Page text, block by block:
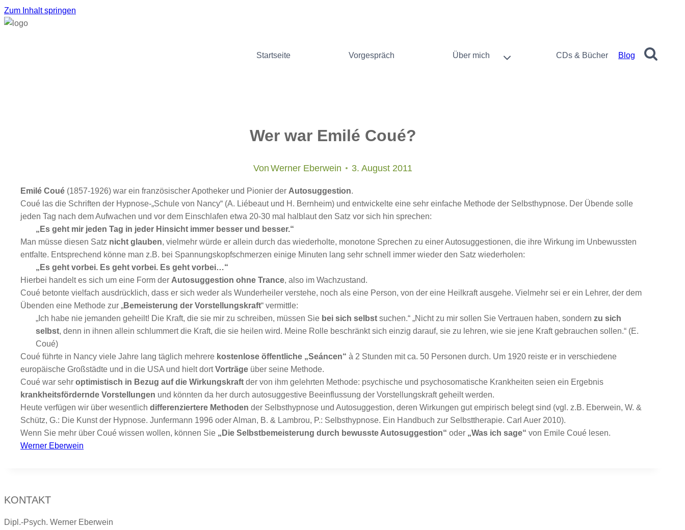
Zum Inhalt springen
Startseite Vorgespräch Über mich CDs & Bücher Blog
Wer war Emilé Coué?
Von Werner Eberwein 3. August 2011
Emilé Coué (1857-1926) war ein französischer Apotheker und Pionier der Autosuggestion.
Coué las die Schriften der Hypnose-„Schule von Nancy“ (A. Liébeaut und H. Bernheim) und entwickelte eine sehr einfache Methode der Selbsthypnose. Der Übende solle
jeden Tag nach dem Aufwachen und vor dem Einschlafen etwa 20-30 mal halblaut den Satz vor sich hin sprechen:
„Es geht mir jeden Tag in jeder Hinsicht immer besser und besser.“
Man müsse diesen Satz nicht glauben, vielmehr würde er allein durch das wiederholte, monotone Sprechen zu einer Autosuggestionen, die ihre Wirkung im Unbewussten
entfalte. Entsprechend könne man z.B. bei Spannungskopfschmerzen einige Minuten lang sehr schnell immer wieder den Satz wiederholen:
„Es geht vorbei. Es geht vorbei. Es geht vorbei…“
Hierbei handelt es sich um eine Form der Autosuggestion ohne Trance, also im Wachzustand.
Coué betonte vielfach ausdrücklich, dass er sich weder als Wunderheiler verstehe, noch als eine Person, von der eine Heilkraft ausgehe. Vielmehr sei er ein Lehrer, der dem
Übenden eine Methode zur „Bemeisterung der Vorstellungskraft“ vermittle:
„Ich habe nie jemanden geheilt! Die Kraft, die sie mir zu schreiben, müssen Sie bei sich selbst suchen.“ „Nicht zu mir sollen Sie Vertrauen haben, sondern zu sich
selbst, denn in ihnen allein schlummert die Kraft, die sie heilen wird. Meine Rolle beschränkt sich einzig darauf, sie zu lehren, wie sie jene Kraft gebrauchen sollen.“ (E.
Coué)
Coué führte in Nancy viele Jahre lang täglich mehrere kostenlose öffentliche „Seáncen“ à 2 Stunden mit ca. 50 Personen durch. Um 1920 reiste er in verschiedene
europäische Großstädte und in die USA und hielt dortVorträge über seine Methode.
Coué war sehr optimistisch in Bezug auf die Wirkungskraft der von ihm gelehrten Methode: psychische und psychosomatische Krankheiten seien ein Ergebnis
krankheitsfördernde Vorstellungen und könnten da her durch autosuggestive Beeinflussung der Vorstellungskraft geheilt werden.
Heute verfügen wir über wesentlich differenziertere Methoden der Selbsthypnose und Autosuggestion, deren Wirkungen gut empirisch belegt sind (vgl. z.B. Eberwein, W. &
Schütz, G.: Die Kunst der Hypnose. Junfermann 1996 oder Alman, B. & Lambrou, P.: Selbsthypnose. Ein Handbuch zur Selbsttherapie. Carl Auer 2010).
Wenn Sie mehr über Coué wissen wollen, können Sie „Die Selbstbemeisterung durch bewusste Autosuggestion“ oder „Was ich sage“ von Emile Coué lesen.
Werner Eberwein
KONTAKT
Dipl.-Psych. Werner Eberwein